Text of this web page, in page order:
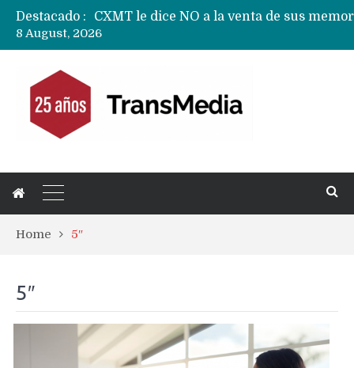
Destacado :
8 August, 2026
Home 5″
5″